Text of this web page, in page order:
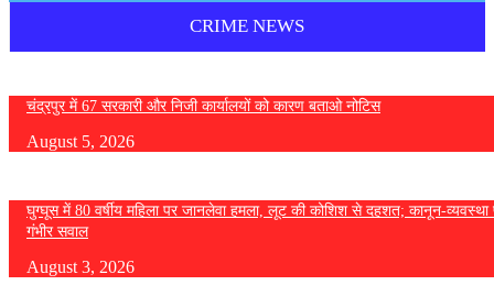
CRIME NEWS
चंद्रपुर में 67 सरकारी और निजी कार्यालयों को कारण बताओ नोटिस
August 5, 2026
घुग्घूस में 80 वर्षीय महिला पर जानलेवा हमला, लूट की कोशिश से दहशत; कानून-व्यवस्था
गंभीर सवाल
August 3, 2026